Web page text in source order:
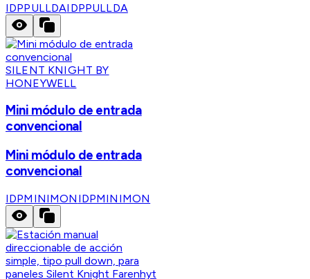
IDPPULLDAIDPPULLDA
SILENT KNIGHT BY
HONEYWELL
Mini módulo de entrada
convencional
Mini módulo de entrada
convencional
IDPMINIMON IDPMINIMON